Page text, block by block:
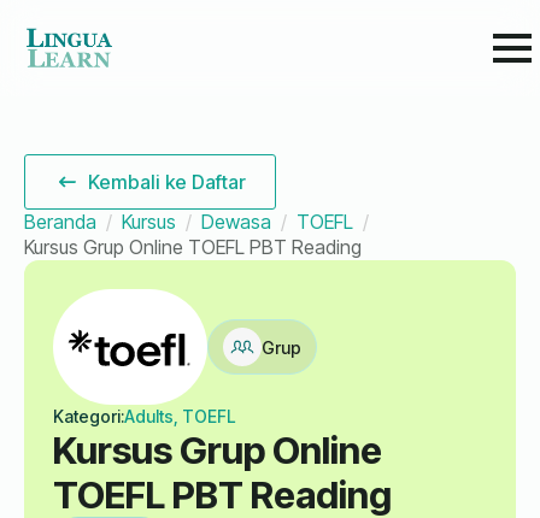
Kembali ke Daftar
Beranda
Kursus Dewasa
TOEFL
Kursus Grup Online TOEFL PBT Reading
Grup
Kategori:Adults, TOEFL
Kursus Grup Online
TOEFL PBT Reading